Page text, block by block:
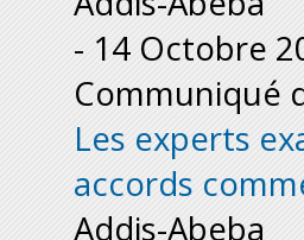
- 14 Octobre
Communiqué
Les experts
accords
Addis-Abeba